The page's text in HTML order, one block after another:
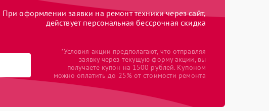
При оформлении заявки на ремонт техники через сайт,
действует персональная бессрочная скидка
*Условия акции предполагают, что отправляя
заявку через текущую форму акции, вы
получаете купон на 1500 рублей. Купоном
можно оплатить до 25% от стоимости ремонта